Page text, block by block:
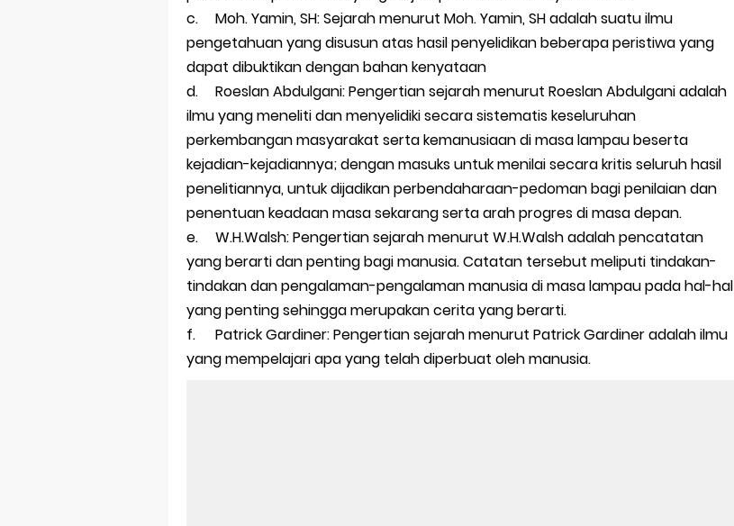
c.
Moh. Yamin, SH: Sejarah menurut Moh. Yamin, SH adalah suatu ilmu
pengetahuan yang disusun atas hasil penyelidikan beberapa peristiwa yang
dapat dibuktikan dengan bahan kenyataan
d.
Roeslan Abdulgani: Pengertian sejarah menurut Roeslan Abdulgani adalah
ilmu yang meneliti dan menyelidiki secara sistematis keseluruhan
perkembangan masyarakat serta kemanusiaan di masa lampau beserta
kejadian-kejadiannya; dengan masuks untuk menilai secara kritis seluruh hasil
penelitiannya, untuk dijadikan perbendaharaan-pedoman bagi penilaian dan
penentuan keadaan masa sekarang serta arah progres di masa depan.
e.
W.H.Walsh: Pengertian sejarah menurut W.H.Walsh adalah pencatatan
yang berarti dan penting bagi manusia. Catatan tersebut meliputi tindakan-
tindakan dan pengalaman-pengalaman manusia di masa lampau pada hal-hal
yang penting sehingga merupakan cerita yang berarti.
f.
Patrick Gardiner: Pengertian sejarah menurut Patrick Gardiner adalah ilmu
yang mempelajari apa yang telah diperbuat oleh manusia.